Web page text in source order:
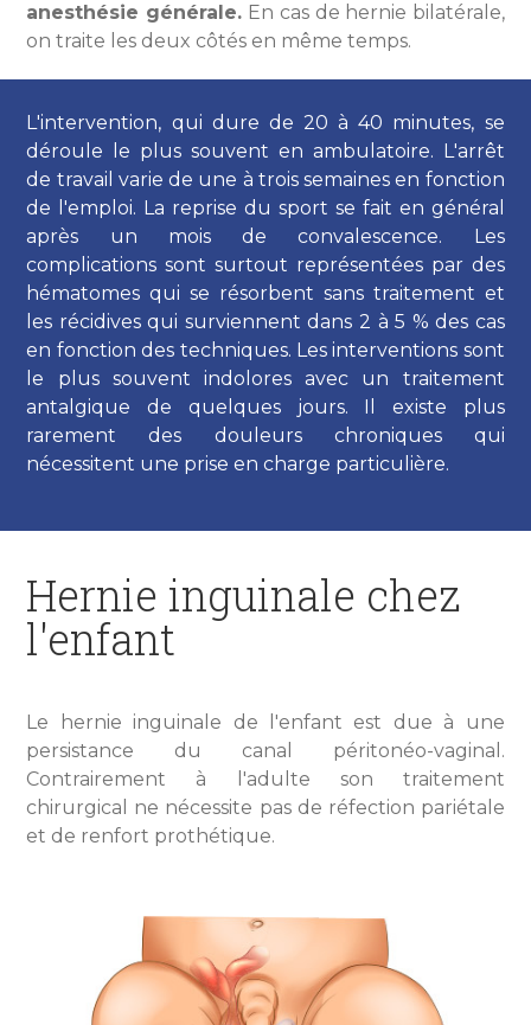
anesthésie générale. En cas de hernie bilatérale,
on traite les deux côtés en même temps.
L'intervention, qui dure de 20 à 40 minutes, se
déroule le plus souvent en ambulatoire. L'arrêt
de travail varie de une à trois semaines en fonction
de l'emploi. La reprise du sport se fait en général
après un mois de convalescence. Les
complications sont surtout représentées par des
hématomes qui se résorbent sans traitement et
les récidives qui surviennent dans 2 à 5 % des cas
en fonction des techniques. Les interventions sont
le plus souvent indolores avec un traitement
antalgique de quelques jours. Il existe plus
rarement des douleurs chroniques qui
nécessitent une prise en charge particulière.
Hernie inguinale chez
l'enfant
Le hernie inguinale de l'enfant est due à une
persistance du canal péritonéo-vaginal.
Contrairement à l'adulte son traitement
chirurgical ne nécessite pas de réfection pariétale
et de renfort prothétique.